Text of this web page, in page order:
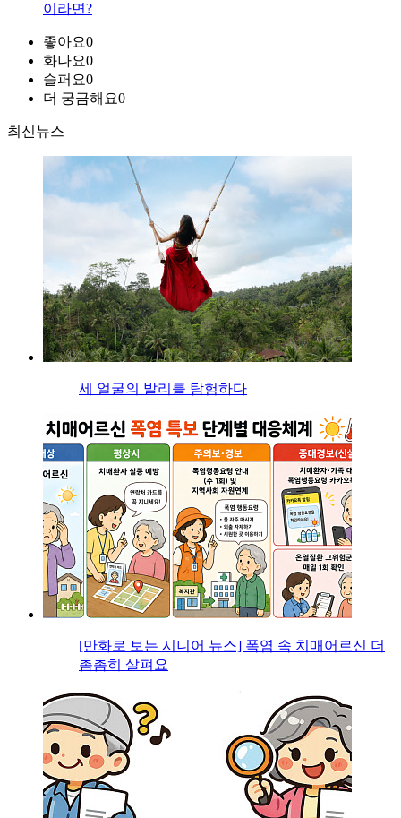
이라면?
좋아요0
화나요0
슬퍼요0
더 궁금해요0
최신뉴스
세 얼굴의 발리를 탐험하다
[만화로 보는 시니어 뉴스] 폭염 속 치매어르신 더
촘촘히 살펴요